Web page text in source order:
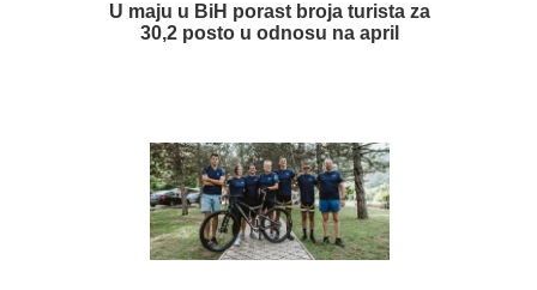
U maju u BiH porast broja turista za
30,2 posto u odnosu na april